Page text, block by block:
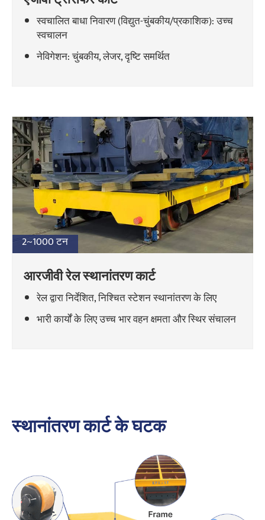
स्वचालित बाधा निवारण (विद्युत-चुंबकीय/प्रकाशिक): उच्च
स्वचालन
नेविगेशन: चुंबकीय, लेजर, दृष्टि समर्थित
2~1000 टन
आरजीवी रेल स्थानांतरण कार्ट
रेल द्वारा निर्देशित, निश्चित स्टेशन स्थानांतरण के लिए
भारी कार्यों के लिए उच्च भार वहन क्षमता और स्थिर संचालन
स्थानांतरण कार्ट के घटक